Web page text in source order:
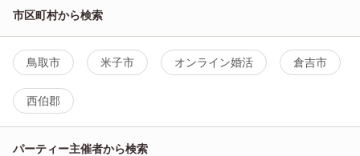
市区町村から検索
鳥取市 米子市 オンライン婚活 倉吉市
西伯郡
パーティー主催者から検索